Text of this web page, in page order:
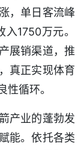
，单日客流峰
1750万元。
展销渠道，推
真正实现体育
循环。
产业的蓬勃发
能。依托各类